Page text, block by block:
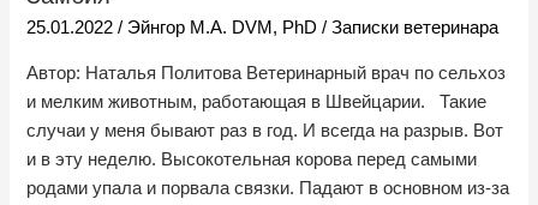
25.01.2022/ Эйнгор М.А. DVM, PhD/Записки ветеринара
Автор: Наталья Политова Ветеринарный врач по сельхоз
и мелким животным, работающая в Швейцарии. Такие
случаи у меня бывают раз в год. И всегда на разрыв. Вот
и в эту неделю. Высокотельная корова перед самыми
родами упала и порвала связки. Падают в основном из-за